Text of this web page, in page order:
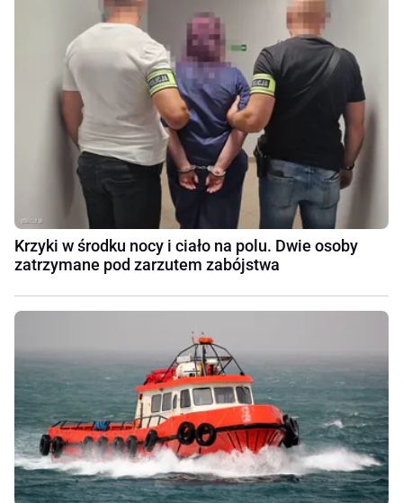
Krzyki w środku nocy i ciało na polu. Dwie osoby
zatrzymane pod zarzutem zabójstwa